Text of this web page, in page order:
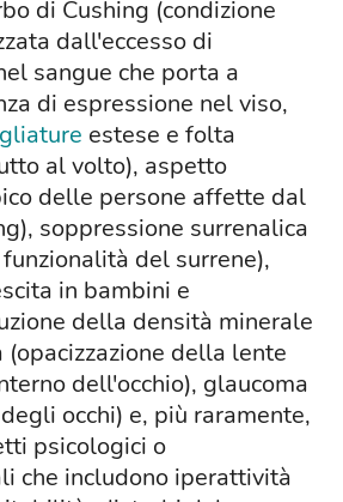
di Cushing (condizione
dall'eccesso di
sangue che porta a
di espressione nel viso,
estese e folta
al volto), aspetto
delle persone affette dal
soppressione surrenalica
del surrene),
in bambini e
della densità minerale
(opacizzazione della lente
dell'occhio), glaucoma
occhi) e, più raramente,
psicologici o
che includono iperattività